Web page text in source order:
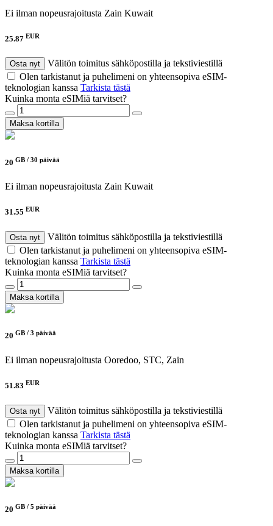
Ei ilman nopeusrajoitusta Zain Kuwait
25.87 EUR
Osta nyt
Välitön toimitus sähköpostilla ja tekstiviestillä
Olen tarkistanut ja puhelimeni on yhteensopiva eSIM-
teknologian kanssa Tarkista tästä
Kuinka monta eSIMiä tarvitset?
Maksa kortilla
20 GB / 30 päivää
Ei ilman nopeusrajoitusta Zain Kuwait
31.55 EUR
Osta nyt
Välitön toimitus sähköpostilla ja tekstiviestillä
Olen tarkistanut ja puhelimeni on yhteensopiva eSIM-
teknologian kanssa Tarkista tästä
Kuinka monta eSIMiä tarvitset?
Maksa kortilla
20 GB / 3 päivää
Ei ilman nopeusrajoitusta Ooredoo, STC, Zain
51.83 EUR
Osta nyt
Välitön toimitus sähköpostilla ja tekstiviestillä
Olen tarkistanut ja puhelimeni on yhteensopiva eSIM-
teknologian kanssa Tarkista tästä
Kuinka monta eSIMiä tarvitset?
Maksa kortilla
20 GB / 5 päivää